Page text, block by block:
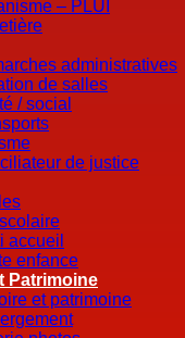
– PLUI
administratives
de salles
/ social
de justice
accueil
enfance
Patrimoine
et patrimoine